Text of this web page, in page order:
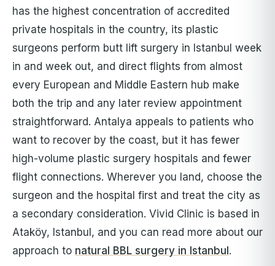
has the highest concentration of accredited
private hospitals in the country, its plastic
surgeons perform butt lift surgery in Istanbul week
in and week out, and direct flights from almost
every European and Middle Eastern hub make
both the trip and any later review appointment
straightforward. Antalya appeals to patients who
want to recover by the coast, but it has fewer
high-volume plastic surgery hospitals and fewer
flight connections. Wherever you land, choose the
surgeon and the hospital first and treat the city as
a secondary consideration. Vivid Clinic is based in
Ataköy, Istanbul, and you can read more about our
approach to natural BBL surgery in Istanbul .